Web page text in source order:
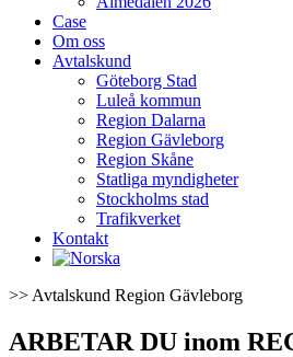
Case
Om oss
Avtalskund
Göteborg Stad
Luleå kommun
Region Dalarna
Region Gävleborg
Region Skåne
Statliga myndigheter
Stockholms stad
Trafikverket
Kontakt
>> Avtalskund Region Gävleborg
ARBETAR DU inom